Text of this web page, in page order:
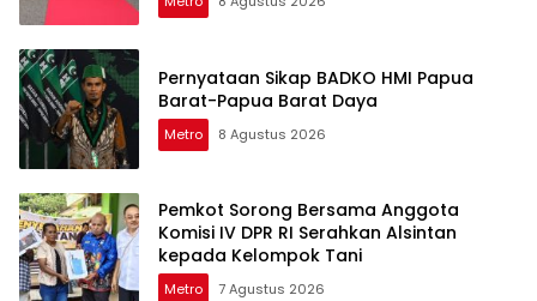
Pernyataan Sikap BADKO HMI Papua
Barat-Papua Barat Daya
Metro 8 Agustus 2026
Pemkot Sorong Bersama Anggota
Komisi IV DPR RI Serahkan Alsintan
kepada Kelompok Tani
Metro 7 Agustus 2026